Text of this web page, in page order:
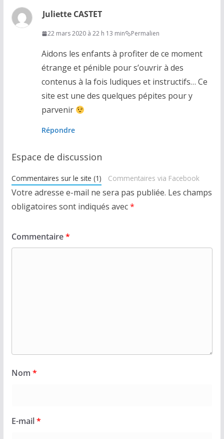
Juliette CASTET
22 mars 2020 à 22 h 13 min Permalien
Aidons les enfants à profiter de ce moment
étrange et pénible pour s’ouvrir à des
contenus à la fois ludiques et instructifs… Ce
site est une des quelques pépites pour y
parvenir
Répondre
Espace de discussion
Commentaires sur le site (1) Commentaires via Facebook
Votre adresse e-mail ne sera pas publiée. Les champs
obligatoires sont indiqués avec*
Commentaire*
Nom *
E-mail*